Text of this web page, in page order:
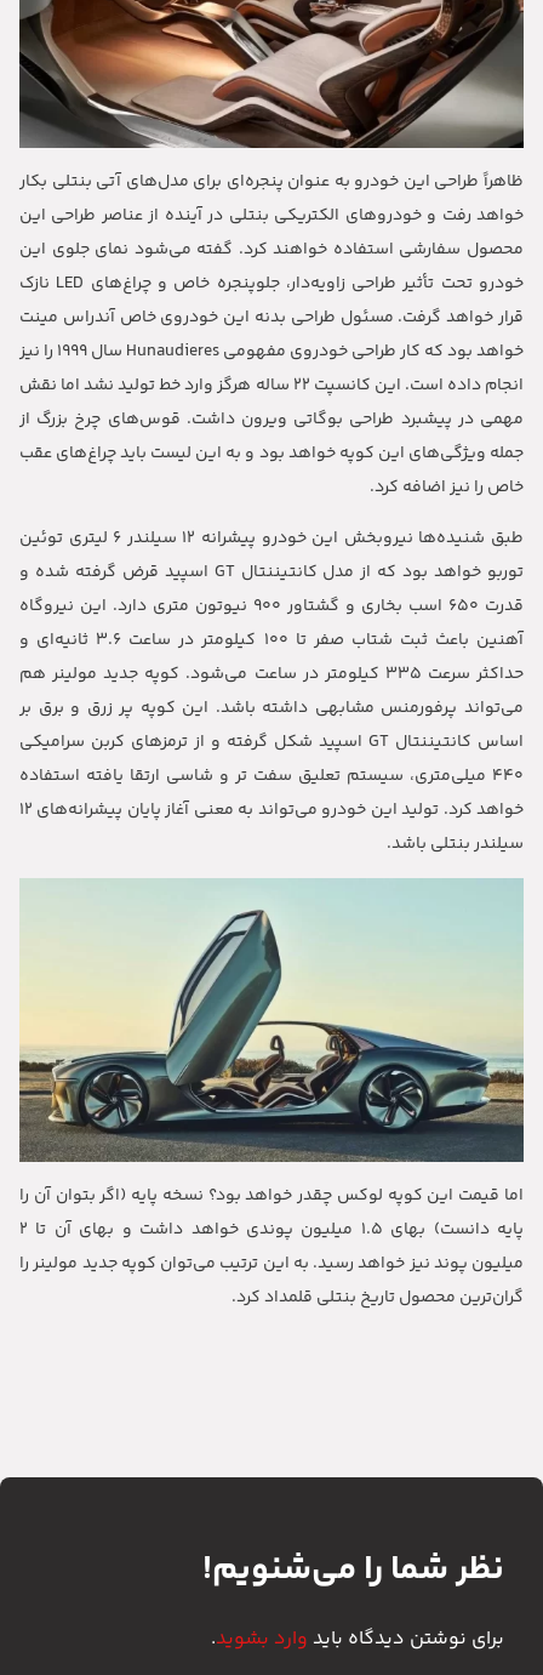
ظاهراً طراحی این خودرو به عنوان پنجره‌ای برای مدل‌های آتی بنتلی بکار
خواهد رفت و خودروهای الکتریکی بنتلی در آینده از عناصر طراحی این
محصول سفارشی استفاده خواهند کرد. گفته می‌شود نمای جلوی این
خودرو تحت تأثیر طراحی زاویه‌دار، جلوپنجره خاص و چراغ‌های LED نازک
قرار خواهد گرفت. مسئول طراحی بدنه این خودروی خاص آندراس مینت
خواهد بود که کار طراحی خودروی مفهومی Hunaudieres سال ۱۹۹۹ را نیز
انجام داده است. این کانسپت ۲۲ ساله هرگز وارد خط تولید نشد اما نقش
مهمی در پیشبرد طراحی بوگاتی ویرون داشت. قوس‌های چرخ بزرگ از
جمله ویژگی‌های این کوپه خواهد بود و به این لیست باید چراغ‌های عقب
خاص را نیز اضافه کرد.
طبق شنیده‌ها نیروبخش این خودرو پیشرانه ۱۲ سیلندر ۶ لیتری توئین
توربو خواهد بود که از مدل کانتیننتال GT اسپید قرض گرفته شده و
قدرت ۶۵۰ اسب بخاری و گشتاور ۹۰۰ نیوتون متری دارد. این نیروگاه
آهنین باعث ثبت شتاب صفر تا ۱۰۰ کیلومتر در ساعت ۳.۶ ثانیه‌ای و
حداکثر سرعت ۳۳۵ کیلومتر در ساعت می‌شود. کوپه جدید مولینر هم
می‌تواند پرفورمنس مشابهی داشته باشد. این کوپه پر زرق و برق بر
اساس کانتیننتال GT اسپید شکل گرفته و از ترمزهای کربن سرامیکی
۴۴۰ میلی‌متری، سیستم تعلیق سفت تر و شاسی ارتقا یافته استفاده
خواهد کرد. تولید این خودرو می‌تواند به معنی آغاز پایان پیشرانه‌های ۱۲
سیلندر بنتلی باشد.
اما قیمت این کوپه لوکس چقدر خواهد بود؟ نسخه پایه (اگر بتوان آن را
پایه دانست) بهای ۱.۵ میلیون پوندی خواهد داشت و بهای آن تا ۲
میلیون پوند نیز خواهد رسید. به این ترتیب می‌توان کوپه جدید مولینر را
گران‌ترین محصول تاریخ بنتلی قلمداد کرد.
نظر شما را می‌شنویم!
برای نوشتن دیدگاه باید وارد بشوید.